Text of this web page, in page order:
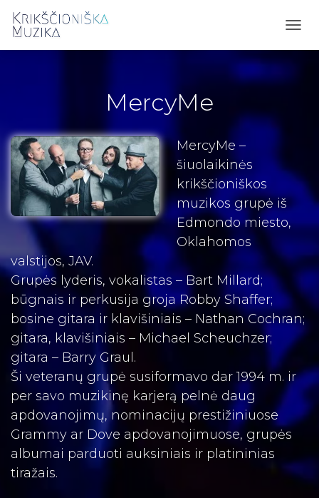
MercyMe
MercyMe –
šiuolaikinės
krikščioniškos
muzikos grupė iš
Edmondo miesto,
Oklahomos
valstijos, JAV.
Grupės lyderis, vokalistas – Bart Millard;
būgnais ir perkusija groja Robby Shaffer;
bosine gitara ir klavišiniais – Nathan Cochran;
gitara, klavišiniais – Michael Scheuchzer;
gitara – Barry Graul.
Ši veteranų grupė susiformavo dar 1994 m. ir
per savo muzikinę karjerą pelnė daug
apdovanojimų, nominacijų prestižiniuose
Grammy ar Dove apdovanojimuose, grupės
albumai parduoti auksiniais ir platininias
tiražais.